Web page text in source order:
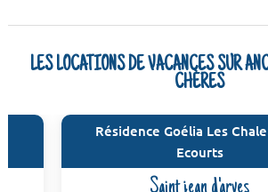
LES LOCATIONS DE VACANCES SUR
CHÈRES
Résidence Goélia Les
Ecourts